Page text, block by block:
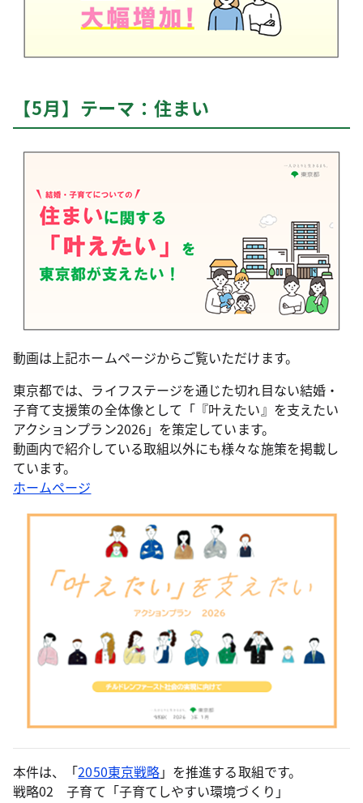
【5月】テーマ：住まい
動画は上記ホームページからご覧いただけます。
東京都では、ライフステージを通じた切れ目ない結婚・
子育て支援策の全体像として「『叶えたい』を支えたい
アクションプラン2026」を策定しています。
動画内で紹介している取組以外にも様々な施策を掲載し
ています。
ホームページ
本件は、「2050東京戦略」を推進する取組です。
戦略02 子育て「子育てしやすい環境づくり」